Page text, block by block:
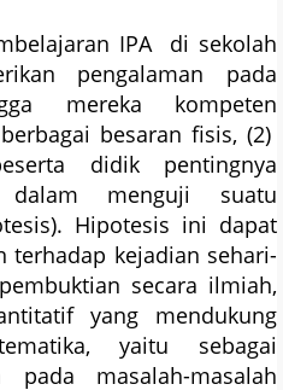
IPA di sekolah
pengalaman pada
mereka kompeten
besaran fisis, (2)
didik pentingnya
dalam menguji suatu
Hipotesis ini dapat
terhadap kejadian sehari-
secara ilmiah,
yang mendukung
yaitu sebagai
pada masalah-masalah